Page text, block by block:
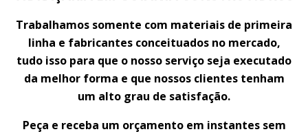
Trabalhamos somente com materiais de primeira
linha e fabricantes conceituados no mercado,
tudo isso para que o nosso serviço seja executado
da melhor forma e que nossos clientes tenham
um alto grau de satisfação.
Peça e receba um orçamento em instantes sem